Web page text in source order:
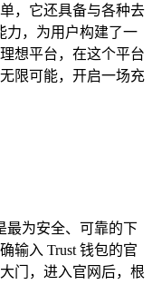
，它还具备与各种去
力，为用户构建了一
想平台，在这个平台
限可能，开启一场充
最为安全、可靠的下
输入 Trust 钱包的官
门，进入官网后，根